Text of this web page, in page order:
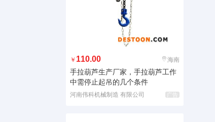
￥ 110.00 海南
手拉葫芦生产厂家，手拉葫芦工作
中需停止起吊的几个条件
河南伟科机械制造 有限公司 广告